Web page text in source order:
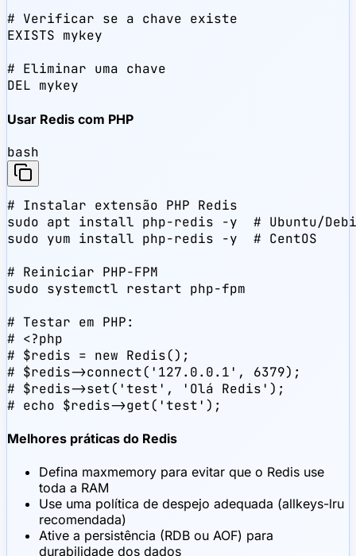
# Verificar se a chave existe
EXISTS mykey
# Eliminar uma chave
DEL mykey
Usar Redis com PHP
bash
# Instalar extensão PHP Redis
sudo apt install php-redis -y  # Ubuntu/
sudo yum install php-redis -y  # CentOS
# Reiniciar PHP-FPM
sudo systemctl restart php-fpm
# Testar em PHP:
# <?php
# $redis = new Redis();
# $redis->connect('127.0.0.1', 6379);
# $redis->set('test', 'Olá Redis');
# echo $redis->get('test');
Melhores práticas do Redis
Defina maxmemory para evitar que o Redis use
toda a RAM
Use uma política de despejo adequada (allkeys-lru
recomendada)
Ative a persistência (RDB ou AOF) para
durabilidade dos dados